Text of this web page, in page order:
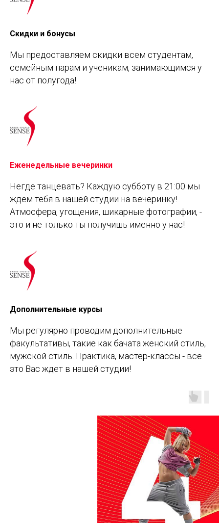
Скидки и бонусы
Мы предоставляем скидки всем студентам,
семейным парам и ученикам, занимающимся у
нас от полугода!
Еженедельные вечеринки
Негде танцевать? Каждую субботу в 21:00 мы
ждем тебя в нашей студии на вечеринку!
Атмосфера, угощения, шикарные фотографии, -
это и не только ты получишь именно у нас!
Дополнительные курсы
Мы регулярно проводим дополнительные
факультативы, такие как бачата женский стиль,
мужской стиль. Практика, мастер-классы - все
это Вас ждет в нашей студии!